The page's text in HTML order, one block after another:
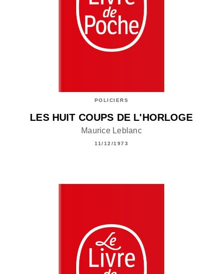
POLICIERS
LES HUIT COUPS DE L'HORLOGE
Maurice Leblanc
11/12/1973